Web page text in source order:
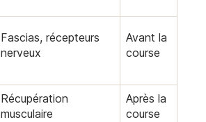
Fascias, récepteurs
nerveux
Avant la
course
Récupération
musculaire
Après la
course